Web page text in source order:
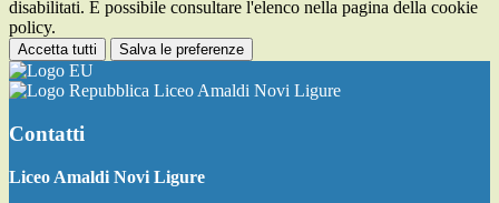
disabilitati. È possibile consultare l'elenco nella pagina della cookie
policy.
Accetta tutti Salva le preferenze
Liceo Amaldi Novi Ligure
Contatti
Liceo Amaldi Novi Ligure